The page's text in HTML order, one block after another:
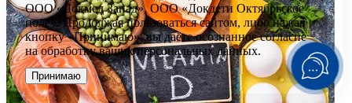
ООО «Докмед Запад», ООО «Докдети Октябрьское
поле». Продолжая пользоваться сайтом, либо нажав
кнопку «Принимаю», вы даёте осознанное согласие
на обработку ваших персональных данных.
Принимаю